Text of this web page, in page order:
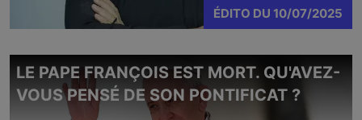
ÉDITO DU 10/07/2025
LE PAPE FRANÇOIS EST MORT. QU'AVEZ-
VOUS PENSÉ DE SON PONTIFICAT ?